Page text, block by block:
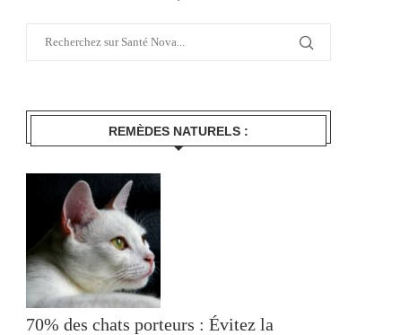
REMÈDES NATURELS :
70% des chats porteurs : Évitez la